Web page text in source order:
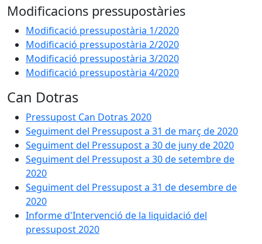
Modificacions pressupostàries
Modificació pressupostària 1/2020
Modificació pressupostària 2/2020
Modificació pressupostària 3/2020
Modificació pressupostària 4/2020
Can Dotras
Pressupost Can Dotras 2020
Seguiment del Pressupost a 31 de març de 2020
Seguiment del Pressupost a 30 de juny de 2020
Seguiment del Pressupost a 30 de setembre de
2020
Seguiment del Pressupost a 31 de desembre de
2020
Informe d'Intervenció de la liquidació del
pressupost 2020